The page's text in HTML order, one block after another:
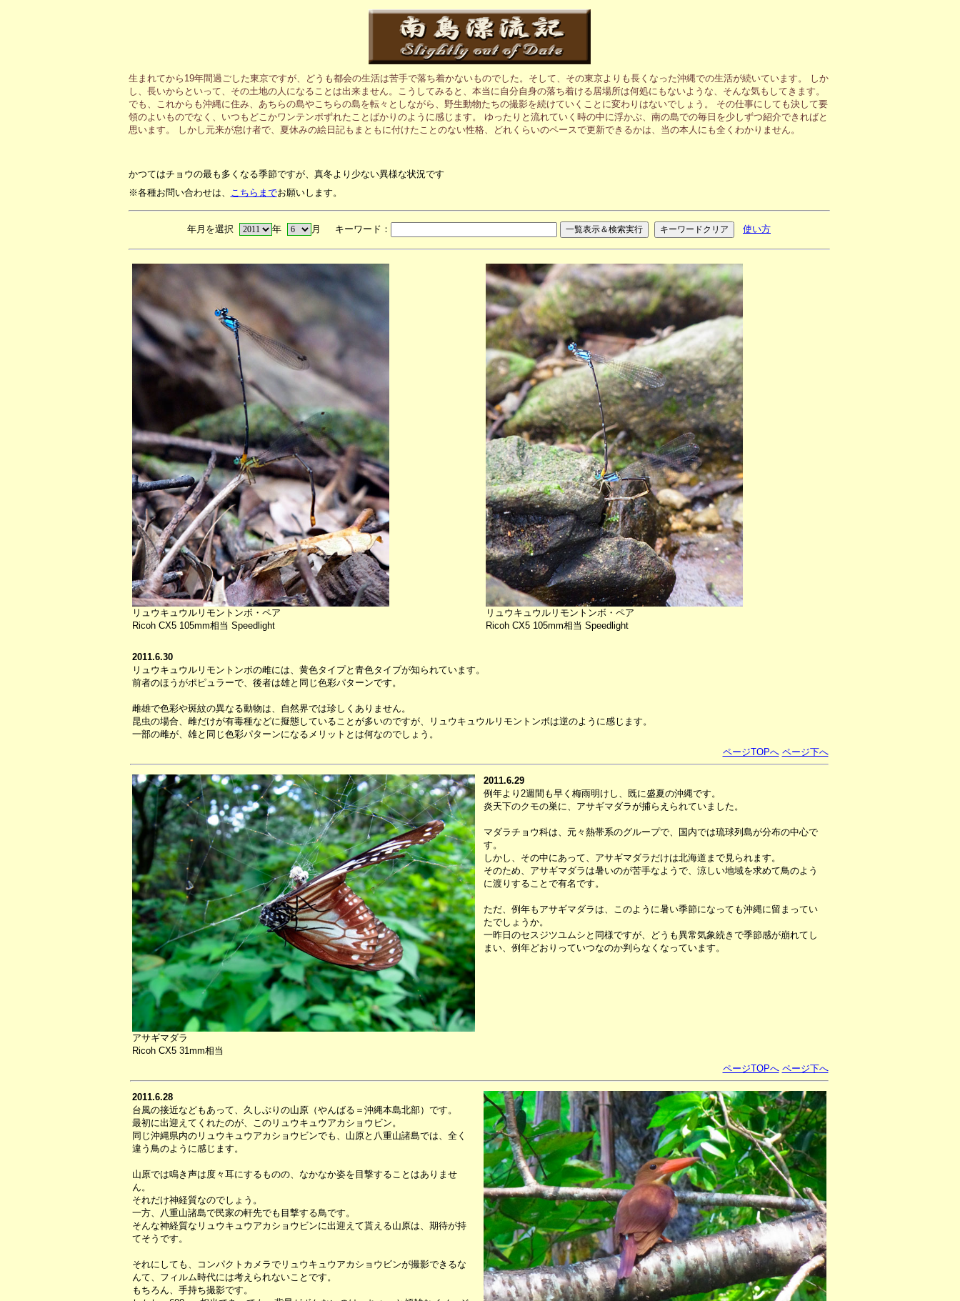
生まれてから19年間過ごした東京ですが、どうも都会の生活は苦手で落ち着かないものでした。そして、その東京よりも長くなった沖縄での生活が続いています。 しか
し、長いからといって、その土地の人になることは出来ません。こうしてみると、本当に自分自身の落ち着ける居場所は何処にもないような、そんな気もしてきます。
でも、これからも沖縄に住み、あちらの島やこちらの島を転々としながら、野生動物たちの撮影を続けていくことに変わりはないでしょう。 その仕事にしても決して要
領のよいものでなく、いつもどこかワンテンポずれたことばかりのように感じます。 ゆったりと流れていく時の中に浮かぶ、南の島での毎日を少しずつ紹介できればと
思います。 しかし元来が怠け者で、夏休みの絵日記もまともに付けたことのない性格、どれくらいのペースで更新できるかは、当の本人にも全くわかりません。
かつてはチョウの最も多くなる季節ですが、真冬より少ない異様な状況です
※各種お問い合わせは、 こちらまでお願いします。
年月を選択 年 月 キーワード： 使い方
リュウキュウルリモントンボ・ペア
Ricoh CX5 105mm相当 Speedlight
リュウキュウルリモントンボ・ペア
Ricoh CX5 105mm相当 Speedlight
2011.6.30
リュウキュウルリモントンボの雌には、黄色タイプと青色タイプが知られています。
前者のほうがポピュラーで、後者は雄と同じ色彩パターンです。
雌雄で色彩や斑紋の異なる動物は、自然界では珍しくありません。
昆虫の場合、雌だけが有毒種などに擬態していることが多いのですが、リュウキュウルリモントンボは逆のように感じます。
一部の雌が、雄と同じ色彩パターンになるメリットとは何なのでしょう。
ページTOPへ ページ下へ
アサギマダラ
Ricoh CX5 31mm相当
2011.6.29
例年より2週間も早く梅雨明けし、既に盛夏の沖縄です。
炎天下のクモの巣に、アサギマダラが捕らえられていました。
マダラチョウ科は、元々熱帯系のグループで、国内では琉球列島が分布の中心で
す。
しかし、その中にあって、アサギマダラだけは北海道まで見られます。
そのため、アサギマダラは暑いのが苦手なようで、涼しい地域を求めて鳥のよう
に渡りすることで有名です。
ただ、例年もアサギマダラは、このように暑い季節になっても沖縄に留まってい
たでしょうか。
一昨日のセスジツユムシと同様ですが、どうも異常気象続きで季節感が崩れてし
まい、例年どおりっていつなのか判らなくなっています。
ページTOPへ ページ下へ
2011.6.28
台風の接近などもあって、久しぶりの山原（やんばる＝沖縄本島北部）です。
最初に出迎えてくれたのが、このリュウキュウアカショウビン。
同じ沖縄県内のリュウキュウアカショウビンでも、山原と八重山諸島では、全く
違う鳥のように感じます。
山原では鳴き声は度々耳にするものの、なかなか姿を目撃することはありませ
ん。
それだけ神経質なのでしょう。
一方、八重山諸島で民家の軒先でも目撃する鳥です。
そんな神経質なリュウキュウアカショウビンに出迎えて貰える山原は、期待が持
てそうです。
それにしても、コンパクトカメラでリュウキュウアカショウビンが撮影できるな
んて、フィルム時代には考えられないことです。
もちろん、手持ち撮影です。